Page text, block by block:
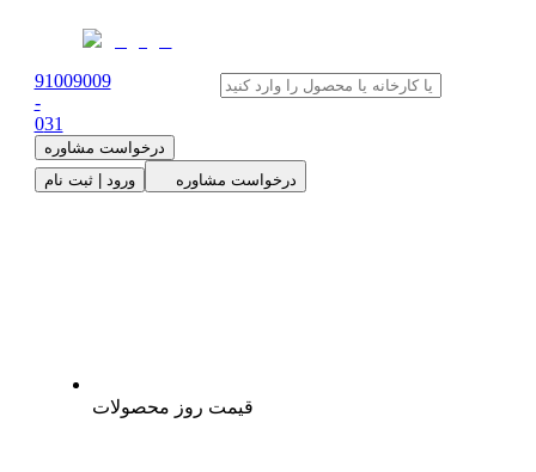
91009009
-
031
درخواست مشاوره
ورود | ثبت نام
درخواست مشاوره
قیمت روز محصولات